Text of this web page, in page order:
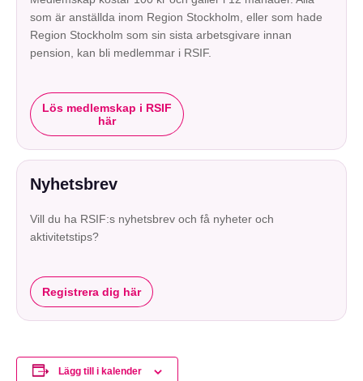
som är anställda inom Region Stockholm, eller som hade
Region Stockholm som sin sista arbetsgivare innan
pension, kan bli medlemmar i RSIF.
Lös medlemskap i RSIF
här
Nyhetsbrev
Vill du ha RSIF:s nyhetsbrev och få nyheter och
aktivitetstips?
Registrera dig här
Lägg till i kalender